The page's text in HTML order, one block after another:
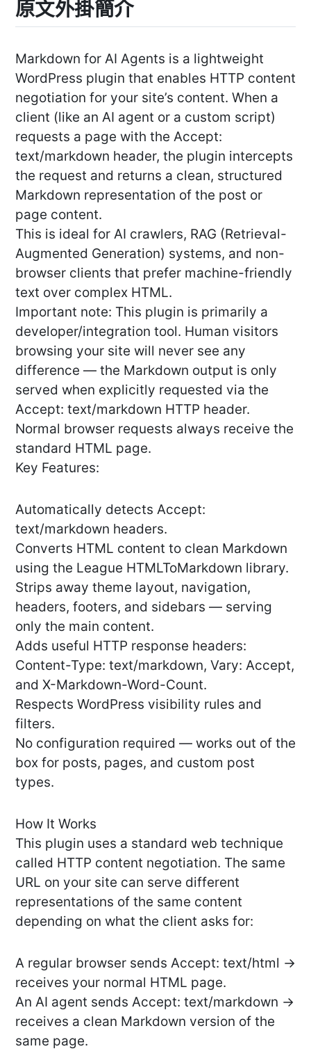
原文外掛簡介
Markdown for AI Agents is a lightweight
WordPress plugin that enables HTTP content
negotiation for your site’s content. When a
client (like an AI agent or a custom script)
requests a page with the Accept:
text/markdown header, the plugin intercepts
the request and returns a clean, structured
Markdown representation of the post or
page content.
This is ideal for AI crawlers, RAG (Retrieval-
Augmented Generation) systems, and non-
browser clients that prefer machine-friendly
text over complex HTML.
Important note: This plugin is primarily a
developer/integration tool. Human visitors
browsing your site will never see any
difference — the Markdown output is only
served when explicitly requested via the
Accept: text/markdown HTTP header.
Normal browser requests always receive the
standard HTML page.
Key Features:
Automatically detects Accept:
text/markdown headers.
Converts HTML content to clean Markdown
using the League HTMLToMarkdown library.
Strips away theme layout, navigation,
headers, footers, and sidebars — serving
only the main content.
Adds useful HTTP response headers:
Content-Type: text/markdown, Vary: Accept,
and X-Markdown-Word-Count.
Respects WordPress visibility rules and
filters.
No configuration required — works out of the
box for posts, pages, and custom post
types.
How It Works
This plugin uses a standard web technique
called HTTP content negotiation. The same
URL on your site can serve different
representations of the same content
depending on what the client asks for:
A regular browser sends Accept: text/html →
receives your normal HTML page.
An AI agent sends Accept: text/markdown →
receives a clean Markdown version of the
same page.